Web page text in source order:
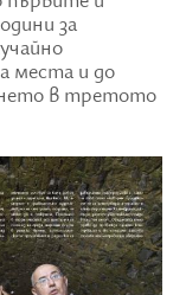
за
места и до
в третото